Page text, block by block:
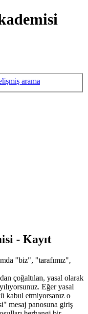
arama
- Kayıt
"biz", "tarafımız",
çoğaltılan, yasal olarak
Eğer yasal
kabul etmiyorsanız o
mesaj panosuna giriş